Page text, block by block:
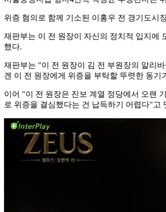
위증 혐의로 함께 기소된 이홍우 전 경기도시
재판부는 이 전 원장이 자신의 정치적 입지에
했다.
재판부는 "이 전 원장이 김 전 부원장의 알리
겐 이 전 원장에게 위증을 부탁할 뚜렷한 동
이어 "이 전 원장은 진보 계열 정당에서 오랜
로 위증을 결심했다는 건 납득하기 어렵다"고